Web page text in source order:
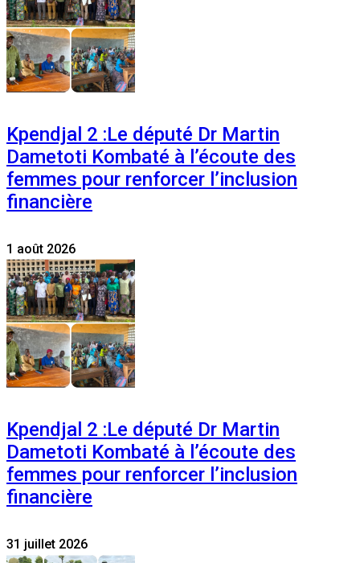
Kpendjal 2 :Le député Dr Martin
Dametoti Kombaté à l’écoute des
femmes pour renforcer l’inclusion
financière
1 août 2026
Kpendjal 2 :Le député Dr Martin
Dametoti Kombaté à l’écoute des
femmes pour renforcer l’inclusion
financière
31 juillet 2026